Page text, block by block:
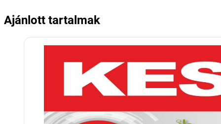
Ajánlott tartalmak